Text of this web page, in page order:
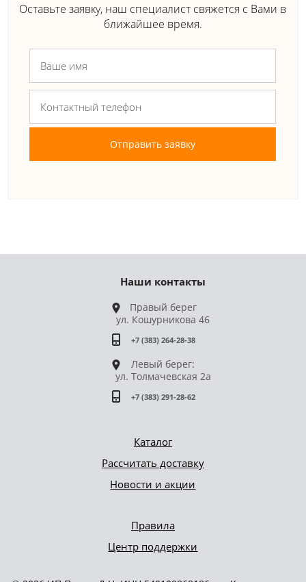
Оставьте заявку, наш специалист свяжется с Вами в
ближайшее время.
Отправить заявку
Правила
Центр поддержки
Каталог
Рассчитать доставку
Новости и акции
Наши контакты
Правый берег
ул. Кошурникова 46
+7 (383) 264-28-38
Левый берег:
ул. Толмачевская 2а
+7 (383) 291-28-62